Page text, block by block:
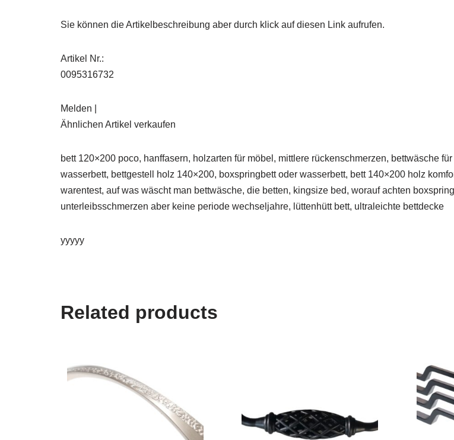
Sie können die Artikelbeschreibung aber durch klick auf diesen Link aufrufen.
Artikel Nr.:
0095316732
Melden |
Ähnlichen Artikel verkaufen
bett 120×200 poco, hanffasern, holzarten für möbel, mittlere rückenschmerzen, bettwäsche
wasserbett, bettgestell holz 140×200, boxspringbett oder wasserbett, bett 140×200 holz
warentest, auf was wäscht man bettwäsche, die betten, kingsize bed, worauf achten
unterleibsschmerzen aber keine periode wechseljahre, lüttenhütt bett, ultraleichte bettdecke
yyyyy
Related products